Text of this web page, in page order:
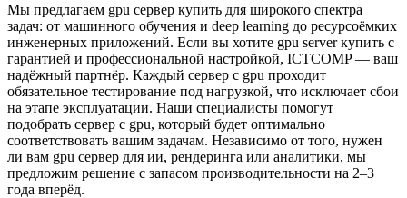
Мы предлагаем gpu сервер купить для широкого спектра
задач: от машинного обучения и deep learning до ресурсоёмких
инженерных приложений. Если вы хотите gpu server купить с
гарантией и профессиональной настройкой, ICTCOMP — ваш
надёжный партнёр. Каждый сервер c gpu проходит
обязательное тестирование под нагрузкой, что исключает сбои
на этапе эксплуатации. Наши специалисты помогут
подобрать сервер с gpu, который будет оптимально
соответствовать вашим задачам. Независимо от того, нужен
ли вам gpu сервер для ии, рендеринга или аналитики, мы
предложим решение с запасом производительности на 2–3
года вперёд.